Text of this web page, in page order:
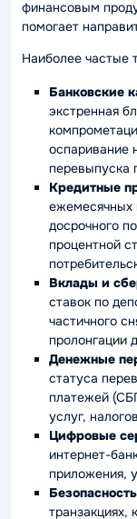
финансовым
помогает
Наиболее частые
Банковские
экстренная
оспаривание
перевыпуска
Кредитные
ежемесячных
досрочного
процентной
Вклады и
ставок по
частичного
пролонгации
Денежные
статуса
платежей
услуг,
Цифровые
интернет-
приложения,
транзакциях,